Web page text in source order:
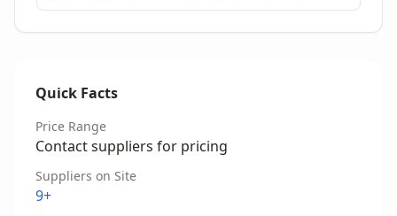
Quick Facts
Price Range
Contact suppliers for pricing
Suppliers on Site
9+